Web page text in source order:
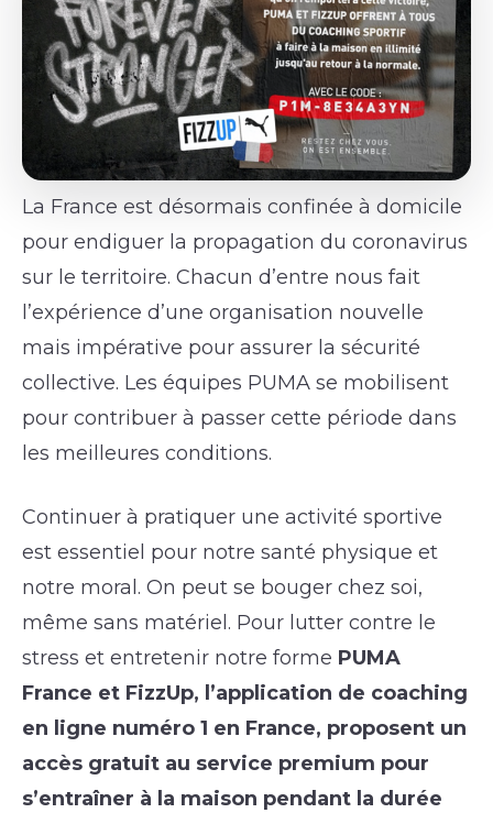
La France est désormais confinée à domicile
pour endiguer la propagation du coronavirus
sur le territoire. Chacun d’entre nous fait
l’expérience d’une organisation nouvelle
mais impérative pour assurer la sécurité
collective. Les équipes PUMA se mobilisent
pour contribuer à passer cette période dans
les meilleures conditions.
Continuer à pratiquer une activité sportive
est essentiel pour notre santé physique et
notre moral. On peut se bouger chez soi,
même sans matériel. Pour lutter contre le
stress et entretenir notre forme PUMA
France et FizzUp, l’application de coaching
en ligne numéro 1 en France, proposent un
accès gratuit au service premium pour
s’entraîner à la maison pendant la durée